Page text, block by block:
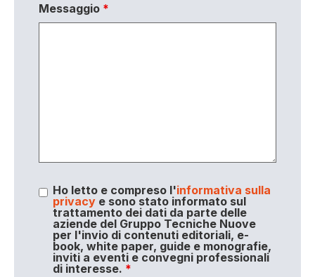
Messaggio *
Ho letto e compreso l'informativa sulla
privacye sono stato informato sul
trattamento dei dati da parte delle
aziende del Gruppo Tecniche Nuove
per l'invio di contenuti editoriali, e-
book, white paper, guide e monografie,
inviti a eventi e convegni professionali
di interesse. *